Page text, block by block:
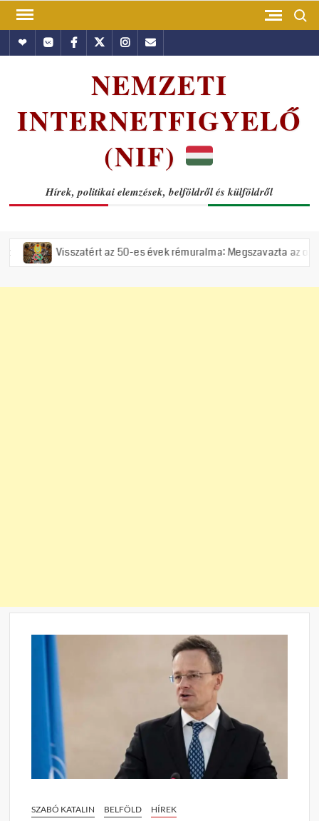
Skip
contentHundubVkontakte
Facebook
TwitterInstagram
Email
NEMZETI
INTERNETFIGYELŐ
(NIF)
Hírek, politikai elemzések, belföldről és külföldről
az 50-es évek rémuralma: Megszavazta az országgyűlés a
SZABÓ KATALIN BELFÖLD HÍREK